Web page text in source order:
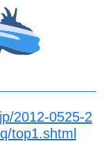
2012-0525-2
top1.shtml